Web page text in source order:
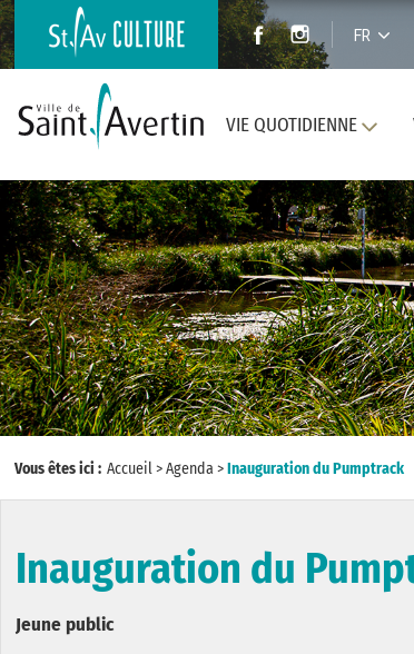
FR
VIE QUOTIDIENNE
Vous êtes ici : Accueil>Agenda>Inauguration du Pumptrack
Inauguration du
Jeune public